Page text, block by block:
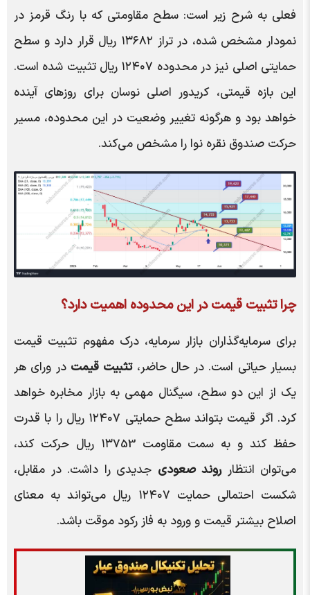
فعلی به شرح زیر است: سطح مقاومتی که با رنگ قرمز در
نمودار مشخص شده، در تراز ۱۳۶۸۲ ریال قرار دارد و سطح
حمایتی اصلی نیز در محدوده ۱۲۴۰۷ ریال تثبیت شده است.
این بازه قیمتی، کریدور اصلی نوسان برای روزهای آینده
خواهد بود و هرگونه تغییر وضعیت در این محدوده، مسیر
حرکت صندوق نقره نوا را مشخص می‌کند.
چرا تثبیت قیمت در این محدوده اهمیت دارد؟
برای سرمایه‌گذاران بازار سرمایه، درک مفهوم تثبیت قیمت
بسیار حیاتی است. در حال حاضر،تثبیت قیمت در ورای هر
یک از این دو سطح، سیگنال مهمی به بازار مخابره خواهد
کرد. اگر قیمت بتواند سطح حمایتی ۱۲۴۰۷ ریال را با قدرت
حفظ کند و به سمت مقاومت ۱۳753 ریال حرکت کند،
می‌توان انتظارروند صعودی جدیدی را داشت. در مقابل،
شکست احتمالی حمایت ۱۲۴۰۷ ریال می‌تواند به معنای
اصلاح بیشتر قیمت و ورود به فاز رکود موقت باشد.